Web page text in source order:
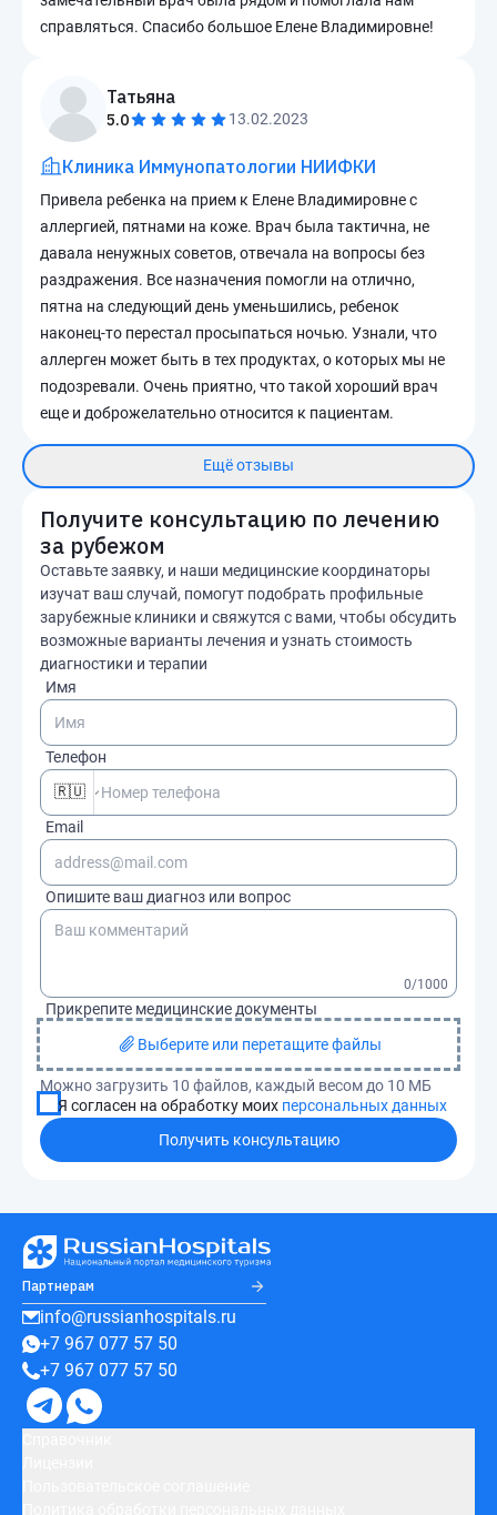
справляться. Спасибо большое Елене Владимировне!
Татьяна
5.0 13.02.2023
Клиника Иммунопатологии НИИФКИ
Привела ребенка на прием к Елене Владимировне с
аллергией, пятнами на коже. Врач была тактична, не
давала ненужных советов, отвечала на вопросы без
раздражения. Все назначения помогли на отлично,
пятна на следующий день уменьшились, ребенок
наконец-то перестал просыпаться ночью. Узнали, что
аллерген может быть в тех продуктах, о которых мы не
подозревали. Очень приятно, что такой хороший врач
еще и доброжелательно относится к пациентам.
Ещё отзывы
Получите консультацию по лечению
за рубежом
Оставьте заявку, и наши медицинские координаторы
изучат ваш случай, помогут подобрать профильные
зарубежные клиники и свяжутся с вами, чтобы обсудить
возможные варианты лечения и узнать стоимость
диагностики и терапии
Имя
Телефон
🇷🇺
Email
Опишите ваш диагноз или вопрос
0/1000
Прикрепите медицинские документы
Выберите или перетащите файлы
Можно загрузить 10 файлов, каждый весом до 10 МБ
Я согласен на обработку моих персональных данных
Получить консультацию
Партнерам
info@russianhospitals.ru
+7 967 077 57 50
+7 967 077 57 50